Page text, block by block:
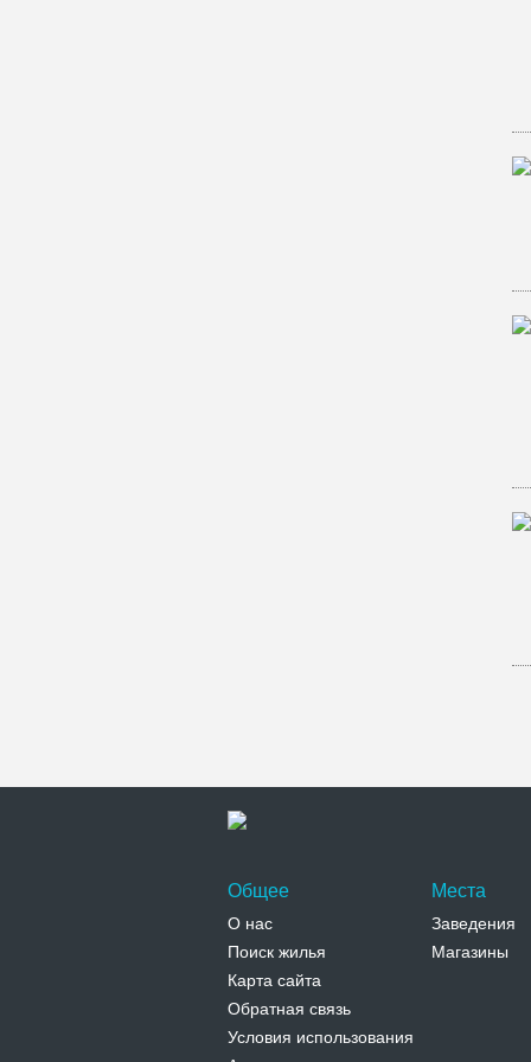
Общее
О нас
Поиск жилья
Карта сайта
Обратная связь
Условия использования
Места
Заведения
Магазины